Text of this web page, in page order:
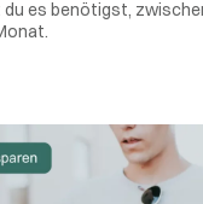
es benötigst,